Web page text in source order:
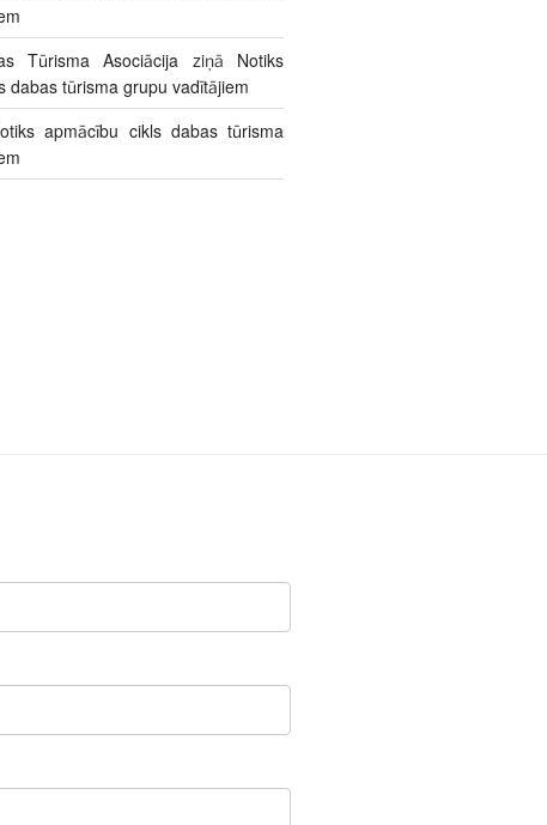
Tūrisma Asociācija ziņā Notiks
dabas tūrisma grupu vadītājiem
apmācību cikls dabas tūrisma